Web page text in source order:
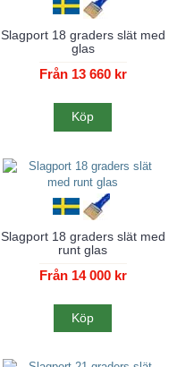
Slagport 18 graders slät med
glas
Från 13 660 kr
Köp
Slagport 18 graders slät med
runt glas
Från 14 000 kr
Köp